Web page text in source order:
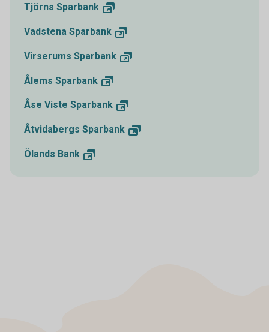
Tjörns Sparbank
Vadstena Sparbank
Virserums Sparbank
Ålems Sparbank
Åse Viste Sparbank
Åtvidabergs Sparbank
Ölands Bank